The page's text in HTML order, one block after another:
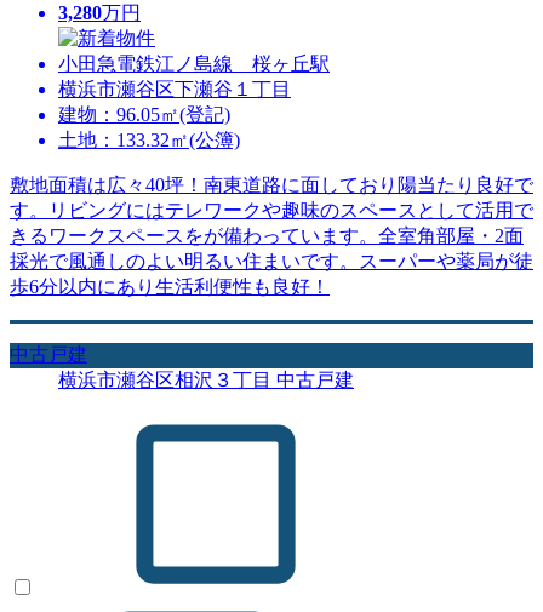
3,280万円
小田急電鉄江ノ島線 桜ヶ丘駅
横浜市瀬谷区下瀬谷１丁目
建物：96.05㎡(登記)
土地：133.32㎡(公簿)
敷地面積は広々40坪！南東道路に面しており陽当たり良好で
す。リビングにはテレワークや趣味のスペースとして活用で
きるワークスペースをが備わっています。全室角部屋・2面
採光で風通しのよい明るい住まいです。スーパーや薬局が徒
歩6分以内にあり生活利便性も良好！
中古戸建
横浜市瀬谷区相沢３丁目 中古戸建